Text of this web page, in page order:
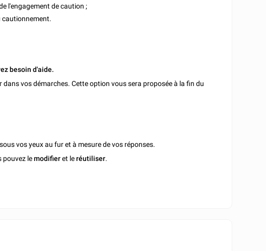
l'engagement de caution ;
cautionnement.
besoin d'aide.
vos démarches. Cette option vous sera proposée à la fin du
vos yeux au fur et à mesure de vos réponses.
pouvez lemodifieret leréutiliser.